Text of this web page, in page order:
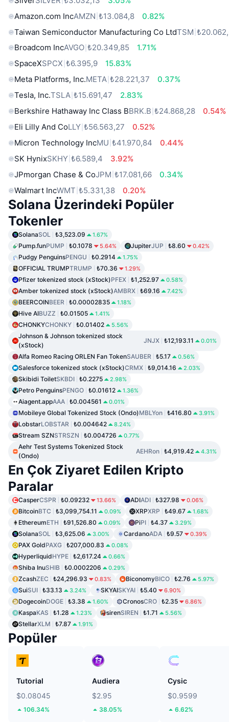
Amazon.com IncAMZN ₺13.084,8
0.82%
Taiwan Semiconductor Manufacturing Co LtdTSM
Broadcom IncAVGO ₺20.349,85
1.71%
SpaceXSPCX ₺6.395,9
15.83%
Meta Platforms, Inc.META ₺28.221,37
0.37%
Tesla, Inc.TSLA ₺15.691,47
2.83%
Berkshire Hathaway Inc Class BBRK.B ₺24.868,28
0.54%
Eli Lilly And CoLLY ₺56.563,27
0.52%
Micron Technology IncMU ₺41.970,84
0.44%
SK HynixSKHY ₺6.589,4
3.92%
JPmorgan Chase & CoJPM ₺17.081,66
0.34%
Walmart IncWMT ₺5.331,38 0.20%
Solana Üzerindeki Popüler
Tokenler
SolanaSOL ₺3,523.09 1.67%
Pump.funPUMP ₺0.1078 5.64% JupiterJUP ₺8.60 0.42%
Pudgy PenguinsPENGU ₺0.2914 1.75%
OFFICIAL TRUMPTRUMP ₺70.36 1.29%
Pfizer tokenized stock (xStock)PFEX ₺1,252.97 0.58%
Amber tokenized stock (xStock)AMBRX ₺69.16 7.42%
BEERCOINBEER ₺0.00002835 1.18%
Hive AIBUZZ ₺0.01505 1.41%
CHONKYCHONKY ₺0.01402 5.56%
Johnson & Johnson tokenized stock
(xStock)
JNJX ₺12,193.11 0.01%
Alfa Romeo Racing ORLEN Fan TokenSAUBER ₺5.17 0.56%
Salesforce tokenized stock (xStock)CRMX ₺9,014.16 2.03%
Skibidi ToiletSKBDI ₺0.2275 2.98%
Petro PenguinsPENGO ₺0.01612 1.36%
Aiagent.appAAA ₺0.004561 0.01%
Mobileye Global Tokenized Stock (Ondo)MBLYon ₺416.80 3.91%
LobstarLOBSTAR ₺0.004642 8.24%
Stream SZNSTRSZN ₺0.004726 0.77%
Aehr Test Systems Tokenized Stock
(Ondo)
AEHRon ₺4,919.42 4.31%
En Çok Ziyaret Edilen Kripto
Paralar
CasperCSPR ₺0.09232 13.66% ADIADI ₺327.98 0.06%
BitcoinBTC ₺3,099,754.11 0.09% XRPXRP ₺49.67 1.68%
EthereumETH ₺91,526.80 0.09% PiPI ₺4.37 3.29%
SolanaSOL ₺3,625.06 3.00% CardanoADA ₺9.57 0.39%
PAX GoldPAXG ₺207,000.83 0.08%
HyperliquidHYPE ₺2,617.24 0.66%
Shiba InuSHIB ₺0.0002206 0.29%
ZcashZEC ₺24,296.93 0.83% BiconomyBICO ₺2.76 5.97%
SuiSUI ₺33.13 3.24% SKYAISKYAI ₺5.40 6.90%
DogecoinDOGE ₺3.38 1.60% CronosCRO ₺2.35 6.86%
KaspaKAS ₺1.28 1.23% sirenSIREN ₺1.71 5.56%
StellarXLM ₺7.87 1.91%
Popüler
Tutorial
$0.08045
106.34%
Audiera
$2.95
38.05%
Cysic
$0.9599
6.62%